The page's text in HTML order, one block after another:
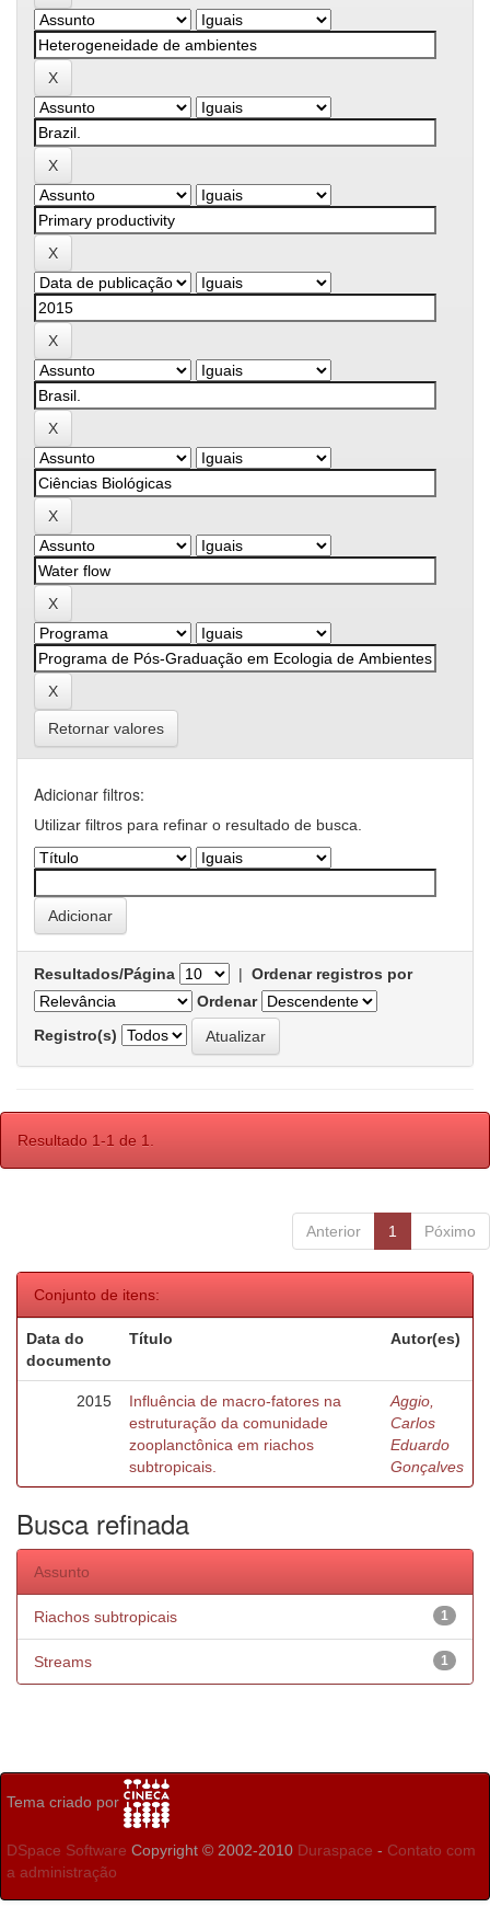
Retornar valores
Adicionar filtros:
Utilizar filtros para refinar o resultado de busca.
Resultados/Página | Ordenar registros por
Ordenar
Registro(s)
Resultado 1-1 de 1.
Anterior 1 Póximo
Conjunto de itens:
Data do
documento
Título Autor(es)
2015
Influência de macro-fatores na
estruturação da comunidade
zooplanctônica em riachos
subtropicais.
Aggio,
Carlos
Eduardo
Gonçalves
Busca refinada
Assunto
1
Riachos subtropicais
1
Streams
Tema criado por
DSpace Software Copyright © 2002-2010 Duraspace - Contato com
a administração